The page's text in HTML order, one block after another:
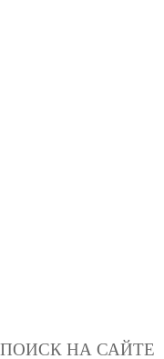
ПОИСК НА САЙТЕ